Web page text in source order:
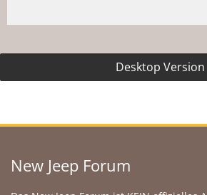
Desktop Version
New Jeep Forum